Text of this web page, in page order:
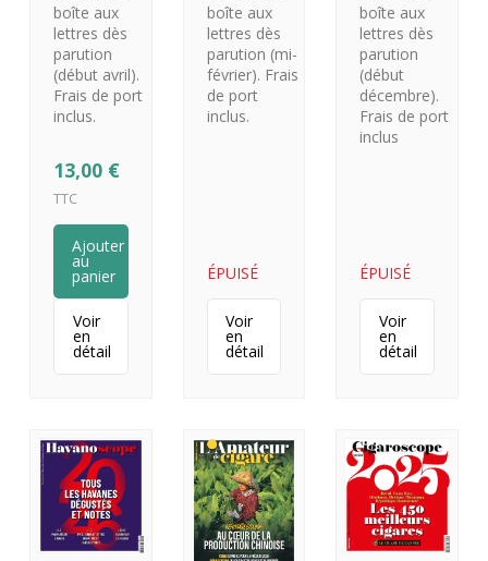
boîte aux
lettres dès
parution
(début avril).
Frais de port
inclus.
13,00 €
TTC
Ajouter
au
panier
Voir
en
détail
boîte aux
lettres dès
parution (mi-
février). Frais
de port
inclus.
ÉPUISÉ
Voir
en
détail
boîte aux
lettres dès
parution
(début
décembre).
Frais de port
inclus
ÉPUISÉ
Voir
en
détail